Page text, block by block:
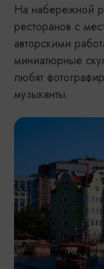
На набережной
ресторанов с
авторскими
миниатюрные
любят
музыканты.